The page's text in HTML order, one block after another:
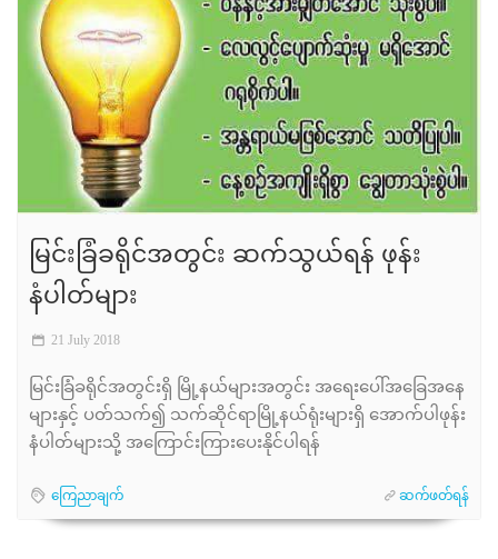
မြင်းခြံခရိုင်အတွင်း ဆက်သွယ်ရန် ဖုန်း
နံပါတ်များ
21 July 2018
မြင်းခြံခရိုင်အတွင်းရှိ မြို့နယ်များအတွင်း အရေးပေါ်အခြေအနေ
များနှင့် ပတ်သက်၍ သက်ဆိုင်ရာမြို့နယ်ရုံးများရှိ အောက်ပါဖုန်း
နံပါတ်များသို့ အကြောင်းကြားပေးနိုင်ပါရန်
ကြေညာချက် ဆက်ဖတ်ရန်